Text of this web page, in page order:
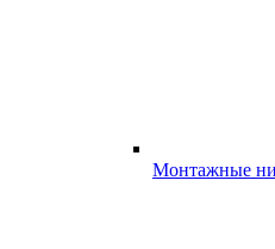
Монтажные